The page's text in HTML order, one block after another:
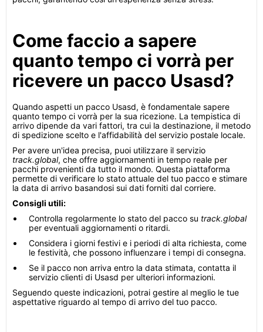
Come faccio a sapere
quanto tempo ci vorrà per
ricevere un pacco Usasd?
Quando aspetti un pacco Usasd, è fondamentale sapere
quanto tempo ci vorrà per la sua ricezione. La tempistica di
arrivo dipende da vari fattori, tra cui la destinazione, il metodo
di spedizione scelto e l'affidabilità del servizio postale locale.
Per avere un'idea precisa, puoi utilizzare il servizio
track.global, che offre aggiornamenti in tempo reale per
pacchi provenienti da tutto il mondo. Questa piattaforma
permette di verificare lo stato attuale del tuo pacco e stimare
la data di arrivo basandosi sui dati forniti dal corriere.
Consigli utili:
Controlla regolarmente lo stato del pacco su track.global
per eventuali aggiornamenti o ritardi.
Considera i giorni festivi e i periodi di alta richiesta, come
le festività, che possono influenzare i tempi di consegna.
Se il pacco non arriva entro la data stimata, contatta il
servizio clienti di Usasd per ulteriori informazioni.
Seguendo queste indicazioni, potrai gestire al meglio le tue
aspettative riguardo al tempo di arrivo del tuo pacco.